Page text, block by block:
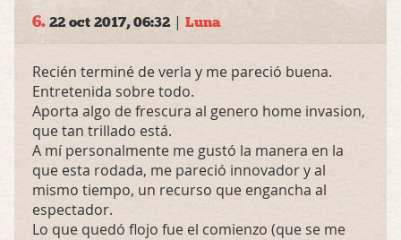
6. 22 oct 2017, 06:32 | Luna
Recién terminé de verla y me pareció buena.
Entretenida sobre todo.
Aporta algo de frescura al genero home invasion,
que tan trillado está.
A mí personalmente me gustó la manera en la
que esta rodada, me pareció innovador y al
mismo tiempo, un recurso que engancha al
espectador.
Lo que quedó flojo fue el comienzo (que se me